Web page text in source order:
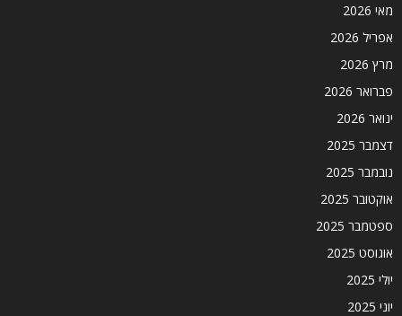
מאי 2026
אפריל 2026
מרץ 2026
פברואר 2026
ינואר 2026
דצמבר 2025
נובמבר 2025
אוקטובר 2025
ספטמבר 2025
אוגוסט 2025
יולי 2025
יוני 2025